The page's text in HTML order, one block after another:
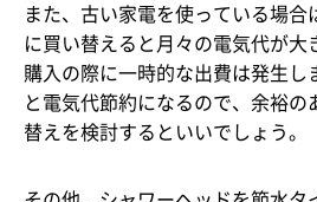
また、古い家電を使っている場合
に買い替えると月々の電気代が大
購入の際に一時的な出費は発生し
と電気代節約になるので、余裕の
替えを検討するといいでしょう。